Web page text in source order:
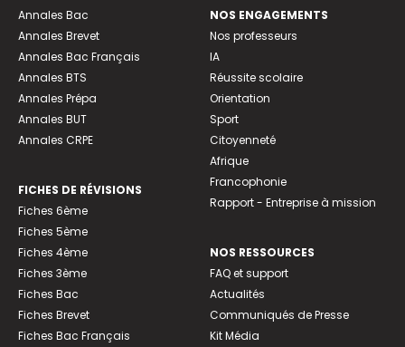
Annales Bac
Annales Brevet
Annales Bac Français
Annales BTS
Annales Prépa
Annales BUT
Annales CRPE
FICHES DE RÉVISIONS
Fiches 6ème
Fiches 5ème
Fiches 4ème
Fiches 3ème
Fiches Bac
Fiches Brevet
Fiches Bac Français
NOS ENGAGEMENTS
Nos professeurs
IA
Réussite scolaire
Orientation
Sport
Citoyenneté
Afrique
Francophonie
Rapport - Entreprise à mission
NOS RESSOURCES
FAQ et support
Actualités
Communiqués de Presse
Kit Média